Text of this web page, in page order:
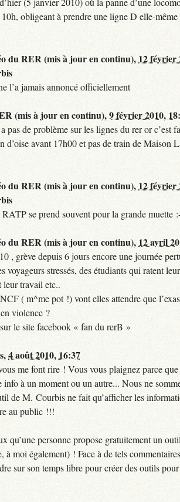
obligeant à prendre une ligne D elle-
du RER (mis à jour en continu), 12 février
l’a jamais annoncé officiellement
(mis à jour en continu),9 février 2010,
pas de problème sur les lignes du rer or c’est
d’oise avant 17h00 et pas de train de Maison
du RER (mis à jour en continu), 12 février
se prend souvent pour la grande muette
du RER (mis à jour en continu), 12 avril
, grève depuis 6 jours encore une journée
voyageurs stressés, des étudiants qui ratent
leur travail etc..
( m^me pot !) vont elles attendre que
violence ?
le site facebook « fan du rerB »
4 août 2010, 16:37
me font rire ! Vous vous plaignez parce que
à un moment ou un autre... Nous ne
de M. Courbis ne fait qu’afficher les
au public !!!
qu’une personne propose gratuitement un
à moi également) ! Face à de tels
sur son temps libre pour créer des outils